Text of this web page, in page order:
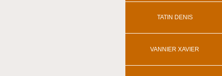
TATIN DENIS
VANNIER XAVIER